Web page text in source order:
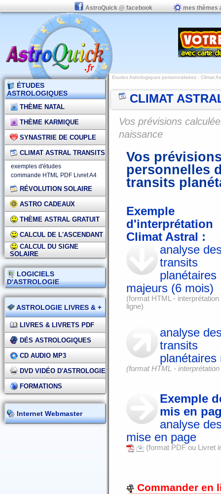
AstroQuick @ facebook mes thèmes
ÉTUDES
ASTROLOGIQUES
THÈME NATAL
THÈME KARMIQUE
SYNASTRIE DE COUPLE
CLIMAT ASTRAL TRANSITS
exemples d'études
commande HTML PDF Livret A4
RÉVOLUTION SOLAIRE
ASTRO CADEAUX
THÈME ASTRAL GRATUIT
CALCUL DE L'ASCENDANT
CALCUL DU SIGNE
SOLAIRE
LOGICIELS
D'ASTROLOGIE
ASTROLOGIE LIVRES & +
LIVRES & LIVRETS PDF
DÉS ASTROLOGIQUES
CD AUDIO MP3
DVD VIDÉO D'ASTROLOGIE
FORMATIONS
Internet Webmaster
Etudes Astrologiques personnalisées : Climat
CLIMAT
Vos prévisions
naissance
Vos
personnelles
transits
Exemple
d'interprétation
Climat Astral :
analyse
transits
planétaires
majeurs (6 mois)
(format HTML - interprétation
ligne)
analyse
transits
planétaires
(format HTML - interprétation
Exemple
mis en
analyse
mise en page
(format PDF ou Livret
Commander en